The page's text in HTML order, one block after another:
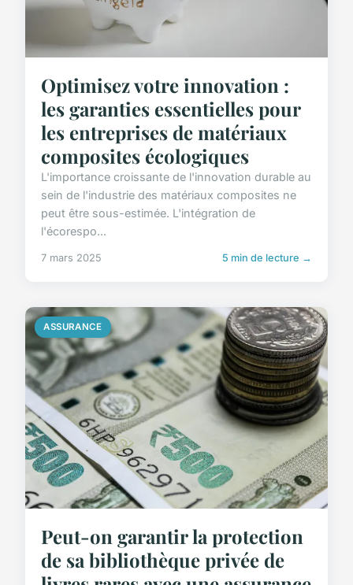
Optimisez votre innovation :
les garanties essentielles pour
les entreprises de matériaux
composites écologiques
L'importance croissante de l'innovation durable au
sein de l'industrie des matériaux composites ne
peut être sous-estimée. L'intégration de
l'écorespo...
7 mars 2025 5 min de lecture →
ASSURANCE
Peut-on garantir la protection
de sa bibliothèque privée de